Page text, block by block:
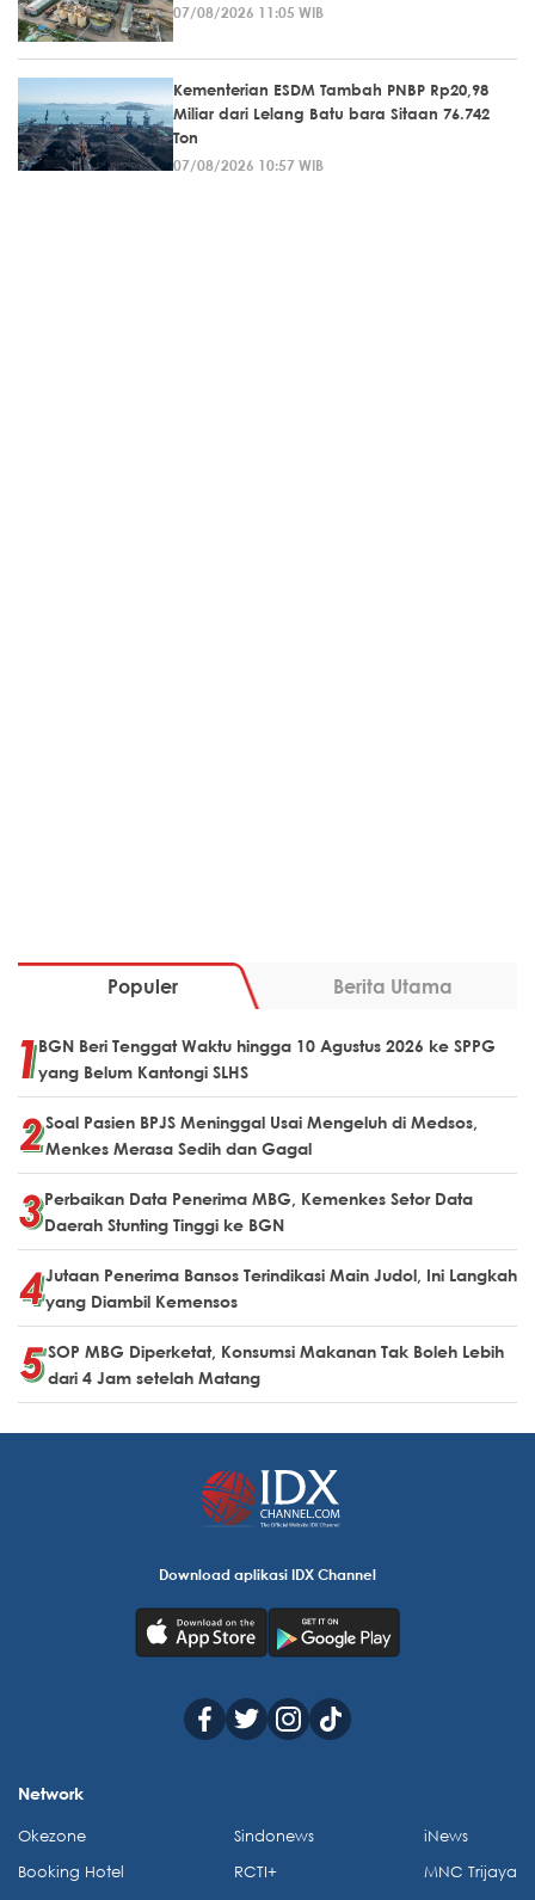
07/08/2026 11:05 WIB
Kementerian ESDM Tambah PNBP Rp20,98
Miliar dari Lelang Batu bara Sitaan 76.742
Ton
07/08/2026 10:57 WIB
Populer Berita Utama
BGN Beri Tenggat Waktu hingga 10 Agustus 2026 ke SPPG
yang Belum Kantongi SLHS
Soal Pasien BPJS Meninggal Usai Mengeluh di Medsos,
Menkes Merasa Sedih dan Gagal
Perbaikan Data Penerima MBG, Kemenkes Setor Data
Daerah Stunting Tinggi ke BGN
Jutaan Penerima Bansos Terindikasi Main Judol, Ini Langkah
yang Diambil Kemensos
SOP MBG Diperketat, Konsumsi Makanan Tak Boleh Lebih
dari 4 Jam setelah Matang
Download aplikasi IDX Channel
Network
Okezone
Booking Hotel
Sindonews
RCTI+
iNews
MNC Trijaya